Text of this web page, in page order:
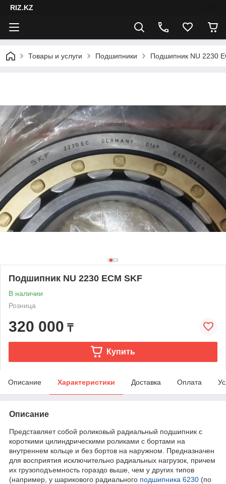
RIZ.KZ
Товары и услуги Подшипники Подшипник NU 2230
Подшипник NU 2230 ЕСM SKF
В наличии
Розница
320 000 ₸
Купить
Описание Характеристики Доставка Оплата
Описание
Представляет собой роликовый радиальный подшипник с
короткими цилиндрическими роликами с бортами на
внутреннем кольце и без бортов на наружном. Предназначен
для восприятия исключительно радиальных нагрузок, причем
их грузоподъемность гораздо выше, чем у других типов
(например, у шарикового радиального подшипника 6230 (по